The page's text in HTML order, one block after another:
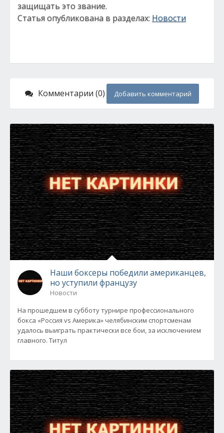
защищать это звание.
Статья опубликована в разделах: Новости
Комментарии (0) Добавить комментарий
Наши боксеры победили американцев,
но уступили французу
Новости
На прошедшем в субботу турнире профессионального
бокса «Россия vs Америка» челябинским спортсменам
удалось выиграть практически все бои, за исключением
главного. Титул